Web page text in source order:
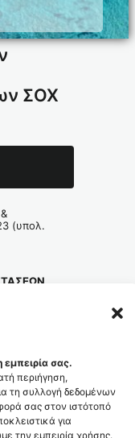
εμπειρία σας.
περιήγηση,
τη συλλογή δεδομένων
σας στον ιστότοπό
για
την εμπειρία χρήσης.
ΣΟΧ
(υπολ.